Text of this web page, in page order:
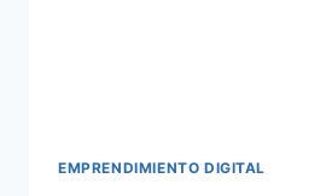
EMPRENDIMIENTO DIGITAL